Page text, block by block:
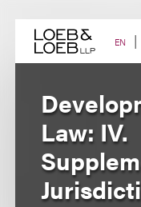
content EN
Law: IV.